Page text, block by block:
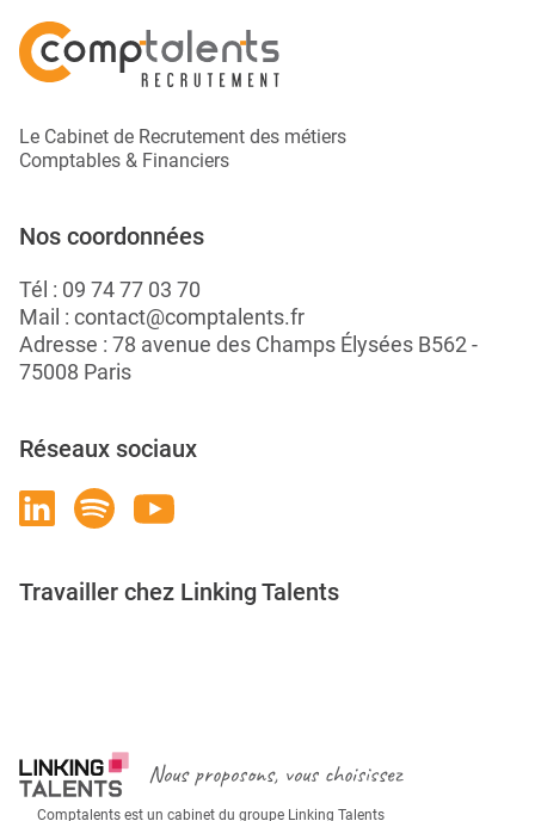
Le Cabinet de Recrutement des métiers
Comptables & Financiers
Nos coordonnées
Tél : 09 74 77 03 70
Mail : contact@comptalents.fr
Adresse : 78 avenue des Champs Élysées B562 -
75008 Paris
Réseaux sociaux
Travailler chez Linking Talents
Nous proposons, vous choisissez
Comptalents est un cabinet du groupe Linking Talents